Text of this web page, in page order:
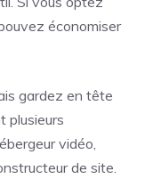
économiser
gardez en tête
plusieurs
vidéo,
de site.